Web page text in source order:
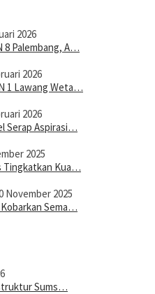
2026
8 Palembang, A…
2026
1 Lawang Weta…
2026
Serap Aspirasi…
2025
Tingkatkan Kua…
November 2025
Sema…
Sums…